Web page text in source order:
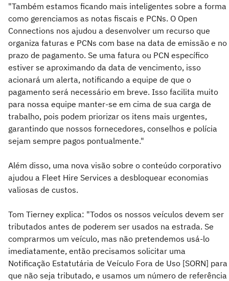
"Também estamos ficando mais inteligentes sobre a forma
como gerenciamos as notas fiscais e PCNs. O Open
Connections nos ajudou a desenvolver um recurso que
organiza faturas e PCNs com base na data de emissão e no
prazo de pagamento. Se uma fatura ou PCN específico
estiver se aproximando da data de vencimento, isso
acionará um alerta, notificando a equipe de que o
pagamento será necessário em breve. Isso facilita muito
para nossa equipe manter-se em cima de sua carga de
trabalho, pois podem priorizar os itens mais urgentes,
garantindo que nossos fornecedores, conselhos e polícia
sejam sempre pagos pontualmente."
Além disso, uma nova visão sobre o conteúdo corporativo
ajudou a Fleet Hire Services a desbloquear economias
valiosas de custos.
Tom Tierney explica: "Todos os nossos veículos devem ser
tributados antes de poderem ser usados na estrada. Se
comprarmos um veículo, mas não pretendemos usá-lo
imediatamente, então precisamos solicitar uma
Notificação Estatutária de Veículo Fora de Uso [SORN] para
que não seja tributado, e usamos um número de referência